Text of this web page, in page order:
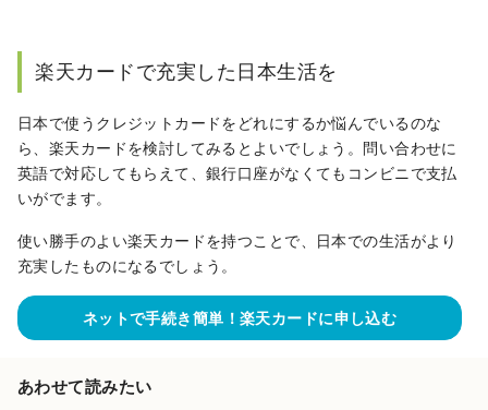
楽天カードで充実した日本生活を
日本で使うクレジットカードをどれにするか悩んでいるのな
ら、楽天カードを検討してみるとよいでしょう。問い合わせに
英語で対応してもらえて、銀行口座がなくてもコンビニで支払
いがでます。
使い勝手のよい楽天カードを持つことで、日本での生活がより
充実したものになるでしょう。
ネットで手続き簡単！楽天カードに申し込む
あわせて読みたい